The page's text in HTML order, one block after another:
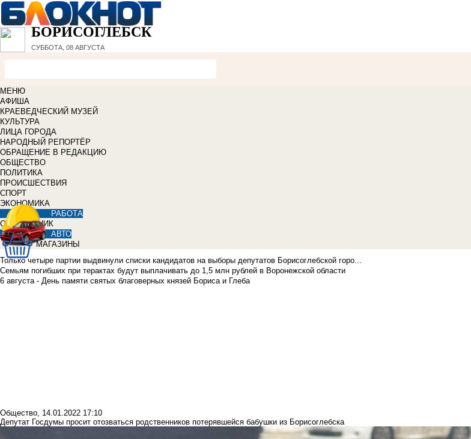
БОРИСОГЛЕБСК
СУББОТА, 08 АВГУСТА
МЕНЮ
АФИША
КРАЕВЕДЧЕСКИЙ МУЗЕЙ
КУЛЬТУРА
ЛИЦА ГОРОДА
НАРОДНЫЙ РЕПОРТЁР
ОБРАЩЕНИЕ В РЕДАКЦИЮ
ОБЩЕСТВО
ПОЛИТИКА
ПРОИСШЕСТВИЯ
СПОРТ
ЭКОНОМИКА
РАБОТА
СПРАВОЧНИК
АВТО
МАГАЗИНЫ
Только четыре партии выдвинули списки кандидатов на выборы депутатов Борисоглебской горо...
Семьям погибших при терактах будут выплачивать до 1,5 млн рублей в Воронежской области
6 августа - День памяти святых благоверных князей Бориса и Глеба
Общество, 14.01.2022 17:10
Депутат Госдумы просит отозваться родственников потерявшейся бабушки из Борисоглебска